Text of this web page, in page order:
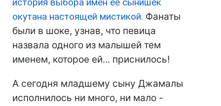
история выбора имен ее сынишек
окутана настоящей мистикой. Фанаты
были в шоке, узнав, что певица
назвала одного из малышей тем
именем, которое ей... приснилось!
А сегодня младшему сыну Джамалы
исполнилось ни много, ни мало -